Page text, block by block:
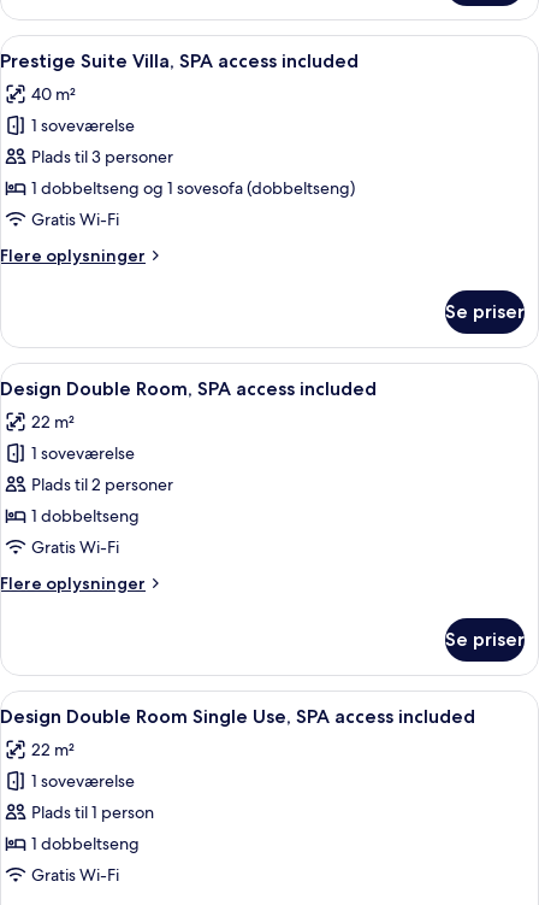
Murialdo
Elite,
SPA
included
Indlæs
alle
billeder
af
Prestige
Suite
Villa,
access
Et hotelværelse med en stor seng, et
9
Prestige Suite Villa, SPA access included
40 m²
1 soveværelse
Plads til 3 personer
1 dobbeltseng og 1 sovesofa (dobbeltseng)
Gratis Wi-Fi
Flere oplysninger
Flere
Suite
Villa,
SPA
access
included
Se priser
Indlæs
alle
billeder
af
Design
Double
Room,
access
Et moderne hotelværelse med en
7
Design Double Room, SPA access included
22 m²
1 soveværelse
Plads til 2 personer
1 dobbeltseng
Gratis Wi-Fi
Flere oplysninger
Flere
Double
Room,
SPA
access
included
Se priser
Indlæs
alle
billeder
af
Design
Double
Room
Et hotelværelse med seng,
4
Design Double Room Single Use, SPA access included
22 m²
1 soveværelse
Plads til 1 person
1 dobbeltseng
Gratis Wi-Fi